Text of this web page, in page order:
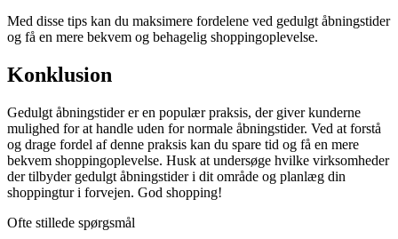
Med disse tips kan du maksimere fordelene ved gedulgt åbningstider
og få en mere bekvem og behagelig shoppingoplevelse.
Konklusion
Gedulgt åbningstider er en populær praksis, der giver kunderne
mulighed for at handle uden for normale åbningstider. Ved at forstå
og drage fordel af denne praksis kan du spare tid og få en mere
bekvem shoppingoplevelse. Husk at undersøge hvilke virksomheder
der tilbyder gedulgt åbningstider i dit område og planlæg din
shoppingtur i forvejen. God shopping!
Ofte stillede spørgsmål